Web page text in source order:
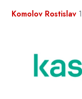
Komolov Rostislav